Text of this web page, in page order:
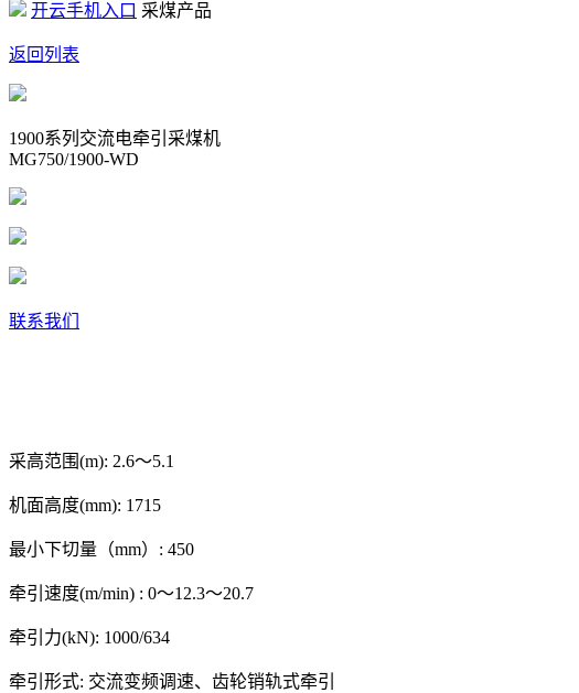
开云手机入口 采煤产品
返回列表
1900系列交流电牵引采煤机
MG750/1900-WD
联系我们
采高范围(m): 2.6～5.1
机面高度(mm): 1715
最小下切量（mm）: 450
牵引速度(m/min) : 0～12.3～20.7
牵引力(kN): 1000/634
牵引形式: 交流变频调速、齿轮销轨式牵引